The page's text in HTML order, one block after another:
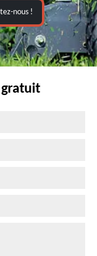
nous !
gratuit